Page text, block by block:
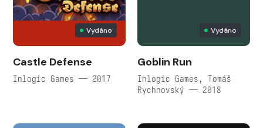
Vydáno
Castle Defense
Inlogic Games — 2017
Vydáno
Goblin Run
Inlogic Games, Tomáš
Rychnovský — 2018